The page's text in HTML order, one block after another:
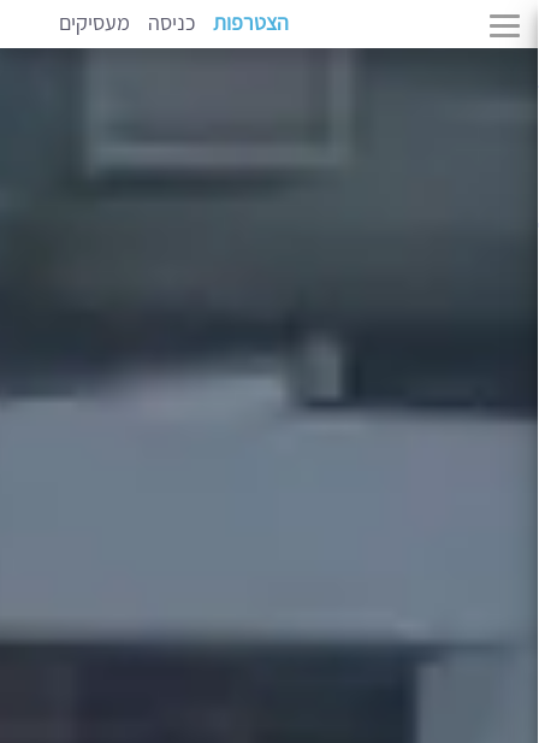
הצטרפות כניסה מעסיקים